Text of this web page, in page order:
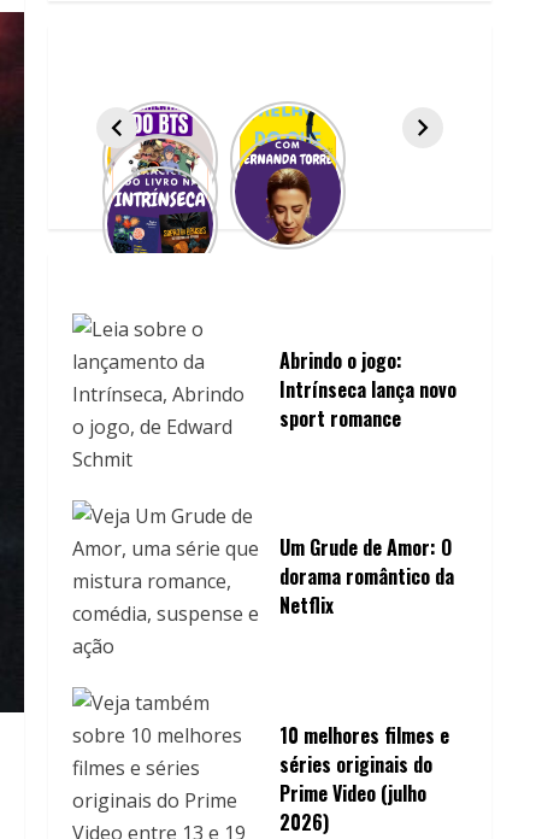
Abrindo o jogo:
Intrínseca lança novo
sport romance
Um Grude de Amor: O
dorama romântico da
Netflix
10 melhores filmes e
séries originais do
Prime Video (julho
2026)